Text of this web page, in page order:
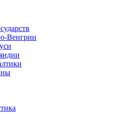
Венгрии